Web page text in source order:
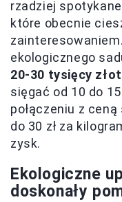
rzadziej
które obecnie
ekologicznego
20-30 tysięcy
sięgać od 10 do
połączeniu z
do 30 zł za
zysk.
Ekologiczne
doskonały